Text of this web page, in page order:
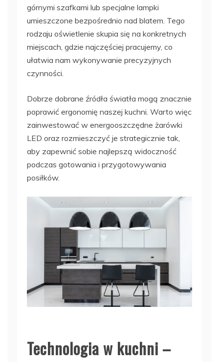
górnymi szafkami lub specjalne lampki
umieszczone bezpośrednio nad blatem. Tego
rodzaju oświetlenie skupia się na konkretnych
miejscach, gdzie najczęściej pracujemy, co
ułatwia nam wykonywanie precyzyjnych
czynności.
Dobrze dobrane źródła światła mogą znacznie
poprawić ergonomię naszej kuchni. Warto więc
zainwestować w energooszczędne żarówki
LED oraz rozmieszczyć je strategicznie tak,
aby zapewnić sobie najlepszą widoczność
podczas gotowania i przygotowywania
posiłków.
Technologia w kuchni –